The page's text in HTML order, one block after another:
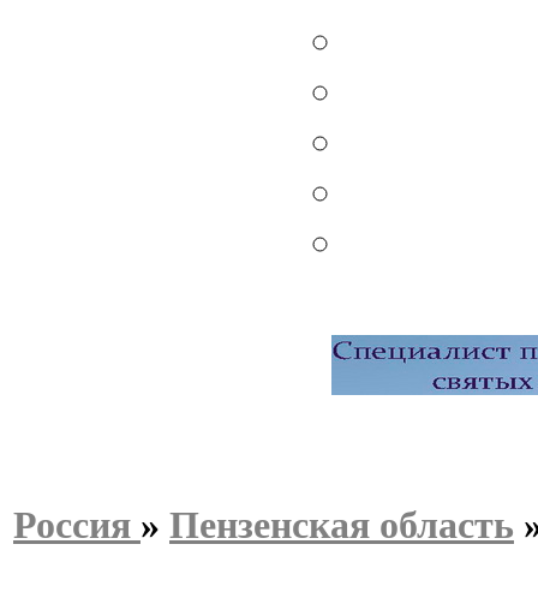
Россия » Пензенская область